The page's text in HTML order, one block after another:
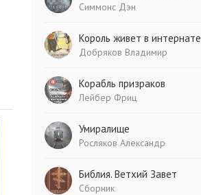
Симмонс Дэн
Король живет в интернате
Добряков Владимир
Корабль призраков
Лейбер Фриц
Умиралище
Росляков Александр
Библия. Ветхий Завет
Сборник